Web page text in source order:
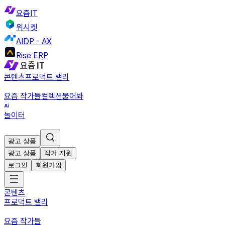
요즘IT
위시켓
AIDP - AX
Rise ERP
콘텐츠프로덕트 밸리
요즘 작가들컬렉션물어봐
놀이터
광고 상품
광고 상품
작가 지원
로그인
회원가입
콘텐츠
프로덕트 밸리
요즘 작가들